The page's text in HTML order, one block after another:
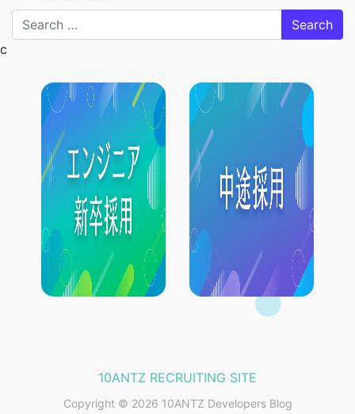
Search
c
10ANTZ RECRUITING SITE
Copyright © 2026 10ANTZ Developers Blog